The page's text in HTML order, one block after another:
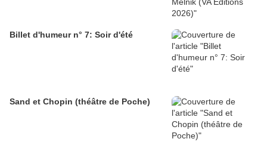
Billet d'humeur n° 7: Soir d'été
Sand et Chopin (théâtre de Poche)